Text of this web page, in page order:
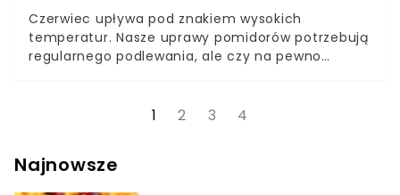
Czerwiec upływa pod znakiem wysokich
temperatur. Nasze uprawy pomidorów potrzebują
regularnego podlewania, ale czy na pewno
uprawie pomidorów należy bezwzględnie
warzywami. Jak w takim razie prawidłowo
1 2 3 4
Najnowsze